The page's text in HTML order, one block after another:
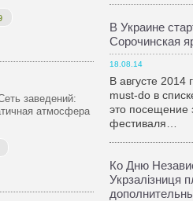
заведений:
атмосфера
В Украине
Сорочинская
18.08.14
В августе 2014
must-do в
это посещение
фестиваля…
Ко Дню
Укрзалiзниця